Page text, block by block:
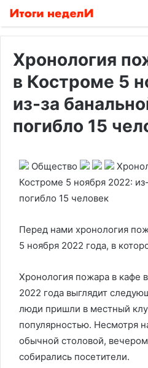
Хронология
в Костроме 5
из-за
погибло 15
Общество
Костроме 5 ноября 2022:
погибло 15 человек
Перед нами хронология
5 ноября 2022 года, в
Хронология пожара в кафе
2022 года выглядит
люди пришли в местный
популярностью. Несмотря
обычной столовой,
собирались посетители.